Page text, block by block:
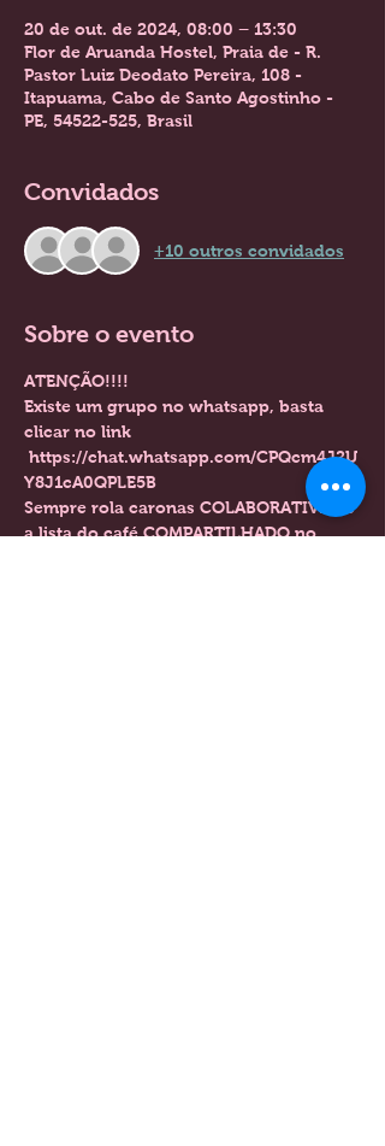
20 de out. de 2024, 08:00 – 13:30
Flor de Aruanda Hostel, Praia de - R.
Pastor Luiz Deodato Pereira, 108 -
Itapuama, Cabo de Santo Agostinho -
PE, 54522-525, Brasil
Convidados
+10 outros convidados
Sobre o evento
ATENÇÃO!!!!
Existe um grupo no whatsapp, basta
clicar no link
https://chat.whatsapp.com/CPQcm4J2U
Y8J1cA0QPLE5B
Sempre rola caronas COLABORATIVAS e
a lista do café COMPARTILHADO no